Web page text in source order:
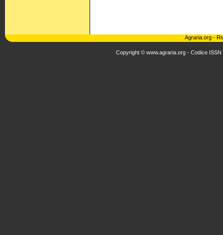
Agraria.org -
Copyright © www.agraria.org - Codice